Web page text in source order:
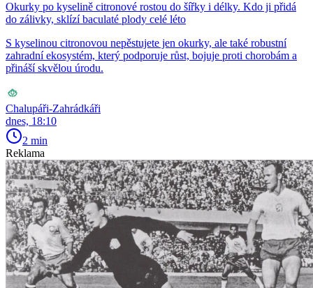
Okurky po kyselině citronové rostou do šířky i délky. Kdo ji přidá
do zálivky, sklízí baculaté plody celé léto
S kyselinou citronovou nepěstujete jen okurky, ale také robustní
zahradní ekosystém, který podporuje růst, bojuje proti chorobám a
přináší skvělou úrodu.
Chalupáři-Zahrádkáři
dnes, 18:10
2 min
Reklama